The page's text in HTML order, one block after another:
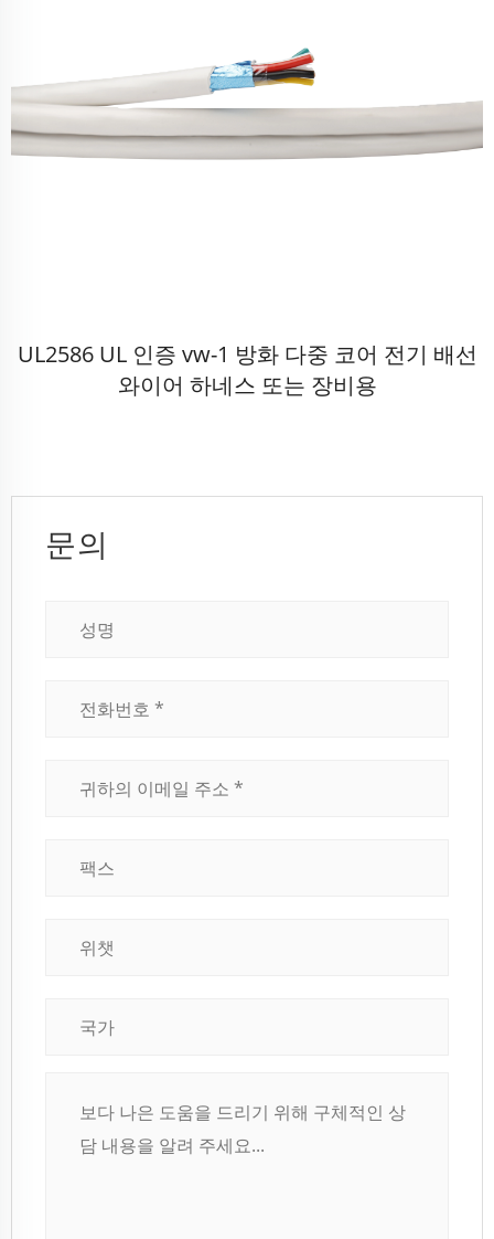
UL2586 UL 인증 vw-1 방화 다중 코어 전기 배선
와이어 하네스 또는 장비용
문의